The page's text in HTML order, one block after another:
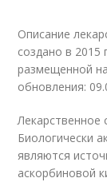
Описание
создано в 2015
размещенной
обновления:
Лекарственное
Биологически
являются
аскорбиновой